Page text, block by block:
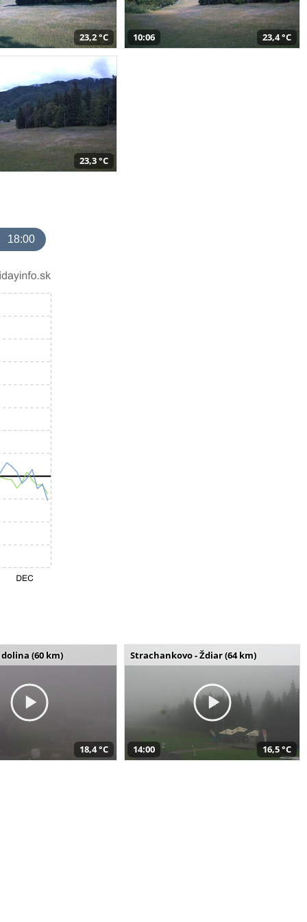
23,2 °C 10:06 23,4 °C
23,3 °C
18:00
(60 km)
18,4 °C
Strachankovo - Ždiar (64 km)
14:00 16,5 °C